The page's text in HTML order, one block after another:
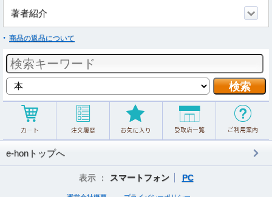
著者紹介
商品の返品について
e-honトップへ
表示 ： スマートフォン PC